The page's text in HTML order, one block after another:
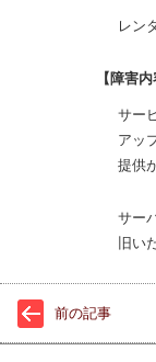
レン
【障害
サー
アッ
提供
サー
旧い
前の記事